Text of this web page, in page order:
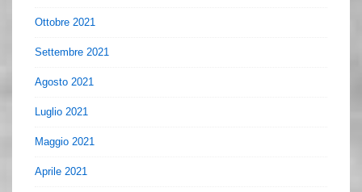
Ottobre 2021
Settembre 2021
Agosto 2021
Luglio 2021
Maggio 2021
Aprile 2021